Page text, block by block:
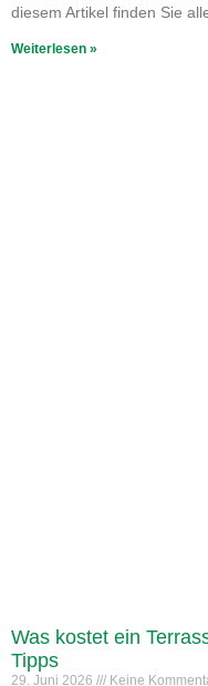
diesem Artikel finden Sie
Weiterlesen »
Was kostet ein
Tipps
29. Juni 2026 Keine